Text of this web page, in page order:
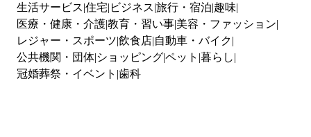
生活サービス 住宅 ビジネス 旅行・宿泊 趣味
医療・健康・介護教育・習い事 美容・ファッション
レジャー・スポーツ 飲食店 自動車・バイク
公共機関・団体 ショッピングペット 暮らし
冠婚葬祭・イベント 歯科